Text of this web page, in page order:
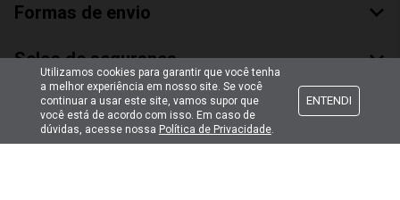
Formas de envio
Selos de segurança
Utilizamos cookies para garantir que você tenha
a melhor experiência em nosso site. Se você
continuar a usar este site, vamos supor que
você está de acordo com isso. Em caso de
dúvidas, acesse nossa Política de Privacidade.
ENTENDI